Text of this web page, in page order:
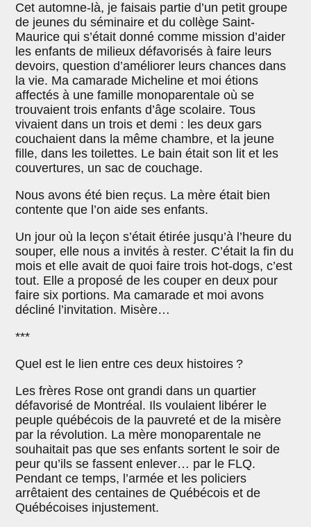
Cet automne-là, je faisais partie d’un petit groupe
de jeunes du séminaire et du collège Saint-
Maurice qui s’était donné comme mission d’aider
les enfants de milieux défavorisés à faire leurs
devoirs, question d’améliorer leurs chances dans
la vie. Ma camarade Micheline et moi étions
affectés à une famille monoparentale où se
trouvaient trois enfants d’âge scolaire. Tous
vivaient dans un trois et demi : les deux gars
couchaient dans la même chambre, et la jeune
fille, dans les toilettes. Le bain était son lit et les
couvertures, un sac de couchage.
Nous avons été bien reçus. La mère était bien
contente que l’on aide ses enfants.
Un jour où la leçon s’était étirée jusqu’à l’heure du
souper, elle nous a invités à rester. C’était la fin du
mois et elle avait de quoi faire trois hot-dogs, c’est
tout. Elle a proposé de les couper en deux pour
faire six portions. Ma camarade et moi avons
décliné l’invitation. Misère…
***
Quel est le lien entre ces deux histoires ?
Les frères Rose ont grandi dans un quartier
défavorisé de Montréal. Ils voulaient libérer le
peuple québécois de la pauvreté et de la misère
par la révolution. La mère monoparentale ne
souhaitait pas que ses enfants sortent le soir de
peur qu’ils se fassent enlever… par le FLQ.
Pendant ce temps, l’armée et les policiers
arrêtaient des centaines de Québécois et de
Québécoises injustement.